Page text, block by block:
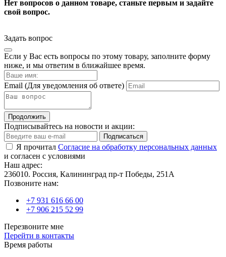
Нет вопросов о данном товаре, станьте первым и задайте
свой вопрос.
Задать вопрос
Если у Вас есть вопросы по этому товару, заполните форму
ниже, и мы ответим в ближайшее время.
Email (Для уведомления об ответе)
Продолжить
Подписывайтесь на новости и акции:
Подписаться
Я прочитал Согласие на обработку персональных данных
и согласен с условиями
Наш адрес:
236010. Россия, Калининград пр-т Победы, 251А
Позвоните нам:
+7 931 616 66 00
+7 906 215 52 99
Перезвоните мне
Перейти в контакты
Время работы